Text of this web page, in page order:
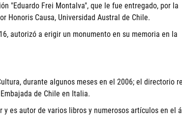
"Eduardo Frei Montalva", que le fue entregado, por la
Honoris Causa, Universidad Austral de Chile.
autorizó a erigir un monumento en su memoria en la
durante algunos meses en el 2006; el directorio
de Chile en Italia.
y es autor de varios libros y numerosos artículos en el